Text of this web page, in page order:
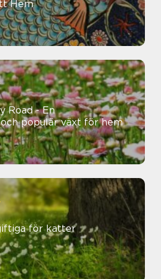
Hem
Road - En
populär växt för hem
för katter